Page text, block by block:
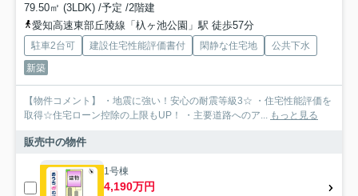
79.50㎡ (3LDK) /予定 /2階建
愛知高速東部丘陵線「杁ヶ池公園」駅 徒歩57分
駐車2台可 建設住宅性能評価書付 閑静な住宅地
公共下水
新築
【物件コメント】 ・地震に強い！安心の耐震等級3☆ ・住宅性能評価を
取得☆住宅ローン控除の上限もUP！ ・主要道路へのア... もっと見る
販売中の物件
1号棟
4,190万円